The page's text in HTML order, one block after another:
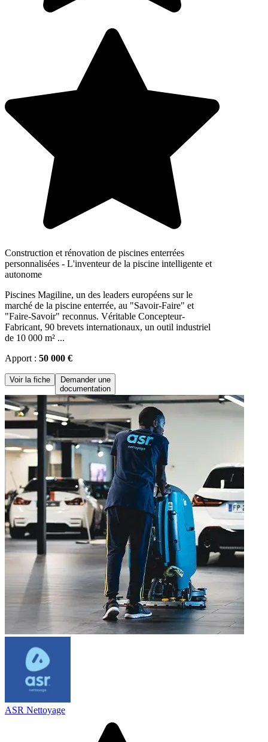
Construction et rénovation de piscines enterrées
personnalisées - L'inventeur de la piscine intelligente et
autonome
Piscines Magiline, un des leaders européens sur le
marché de la piscine enterrée, au "Savoir-Faire" et
"Faire-Savoir" reconnus. Véritable Concepteur-
Fabricant, 90 brevets internationaux, un outil industriel
de 10 000 m² ...
Apport : 50 000 €
Voir la fiche
Demander une
documentation
ASR Nettoyage